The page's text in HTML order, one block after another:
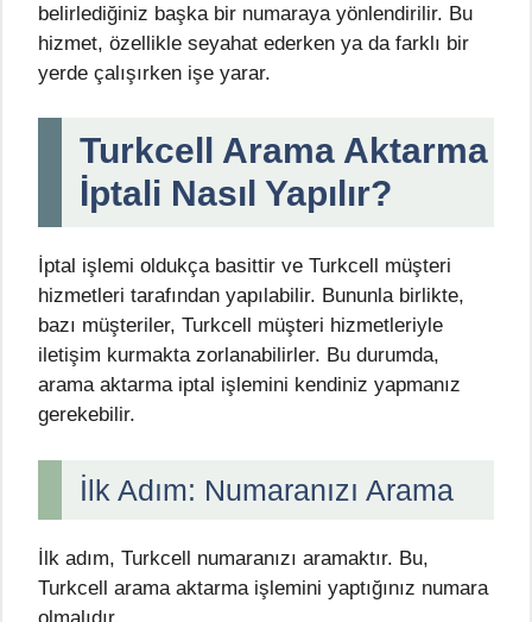
belirlediğiniz başka bir numaraya yönlendirilir. Bu
hizmet, özellikle seyahat ederken ya da farklı bir
yerde çalışırken işe yarar.
Turkcell Arama Aktarma
İptali Nasıl Yapılır?
İptal işlemi oldukça basittir ve Turkcell müşteri
hizmetleri tarafından yapılabilir. Bununla birlikte,
bazı müşteriler, Turkcell müşteri hizmetleriyle
iletişim kurmakta zorlanabilirler. Bu durumda,
arama aktarma iptal işlemini kendiniz yapmanız
gerekebilir.
İlk Adım: Numaranızı Arama
İlk adım, Turkcell numaranızı aramaktır. Bu,
Turkcell arama aktarma işlemini yaptığınız numara